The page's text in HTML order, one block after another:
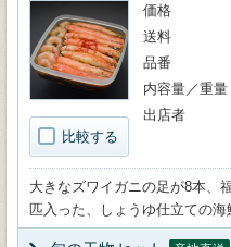
比較する
価格
送料
品番
内容量／重量
出店者
大きなズワイガニの足が8本、
匹入った、しょうゆ仕立ての海